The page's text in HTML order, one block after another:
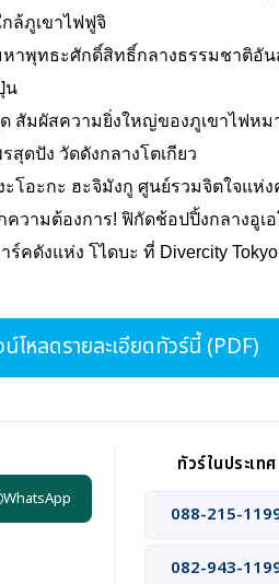
ล้ภูเขาไฟฟูจิ
าพุทธะศักดิ์สิทธิ์กลางธรรมชาติอั
น
สัมผัสความยิ่งใหญ่ของภูเขาไฟห
ดปัง วัดดังกลางโตเกียว
โอะกะ ฮะจิมังกู ศูนย์รวมจิตใจแห่ง
ความต้องการ! ฟิกัดช้อปปิ้งกลางอูเ
ดังแห่ง โไดบะ ที่ Divercity Tokyo
น์โหลดรายละเอียดทัวร์นี้ (PDF)
WhatsApp
ทัวร์ในประเทศ
088-215-
082-943-